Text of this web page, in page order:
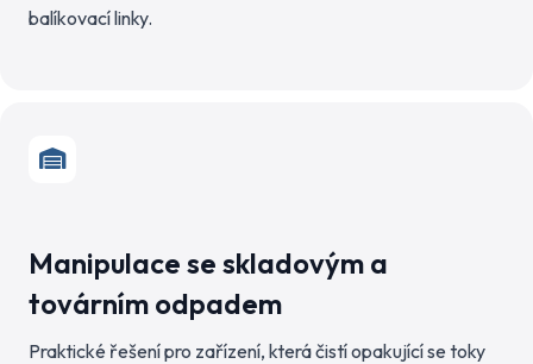
balíkovací linky.
Manipulace se skladovým a
továrním odpadem
Praktické řešení pro zařízení, která čistí opakující se toky